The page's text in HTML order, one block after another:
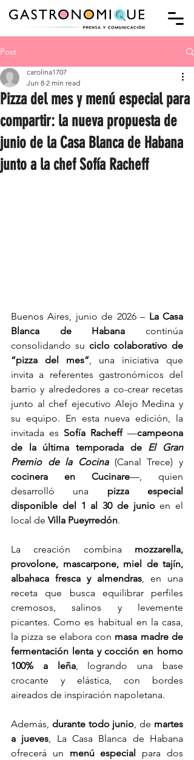
Post
Pizza del mes y menú especial para
compartir: la nueva propuesta de
junio de la Casa Blanca de Habana
junto a la chef Sofía Racheff
carolina1707
Jun 8 2 min read
Buenos Aires, junio de 2026 – La Casa
Blanca de Habana continúa
consolidando su ciclo colaborativo de
“pizza del mes”, una iniciativa que
invita a referentes gastronómicos del
barrio y alrededores a co-crear recetas
junto al chef ejecutivo Alejo Medina y
su equipo. En esta nueva edición, la
invitada es Sofía Racheff —campeona
de la última temporada de El Gran
Premio de la Cocina
cocinera en Cucinare—, quien
desarrolló una pizza especial
disponible del 1 al 30 de junio en el
local de Villa Pueyrredón.
La creación combina mozzarella,
provolone, mascarpone, miel de tajín,
albahaca fresca y almendras, en una
receta que busca equilibrar perfiles
cremosos, salinos y levemente
picantes. Como es habitual en la casa,
la pizza se elabora con masa madre de
fermentación lenta y cocción en horno
100% a leña, logrando una base
crocante y elástica, con bordes
aireados de inspiración napoletana.
Además, durante todo junio, de martes
a jueves, La Casa Blanca de Habana
ofrecerá un menú especial para dos